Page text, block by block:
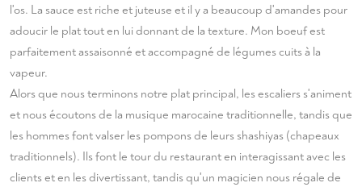
l'os. La sauce est riche et juteuse et il y a beaucoup d'amandes pour
adoucir le plat tout en lui donnant de la texture. Mon boeuf est
parfaitement assaisonné et accompagné de légumes cuits à la
vapeur.
Alors que nous terminons notre plat principal, les escaliers s'animent
et nous écoutons de la musique marocaine traditionnelle, tandis que
les hommes font valser les pompons de leurs shashiyas (chapeaux
traditionnels). Ils font le tour du restaurant en interagissant avec les
clients et en les divertissant, tandis qu'un magicien nous régale de